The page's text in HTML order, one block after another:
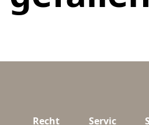
Recht
Servic